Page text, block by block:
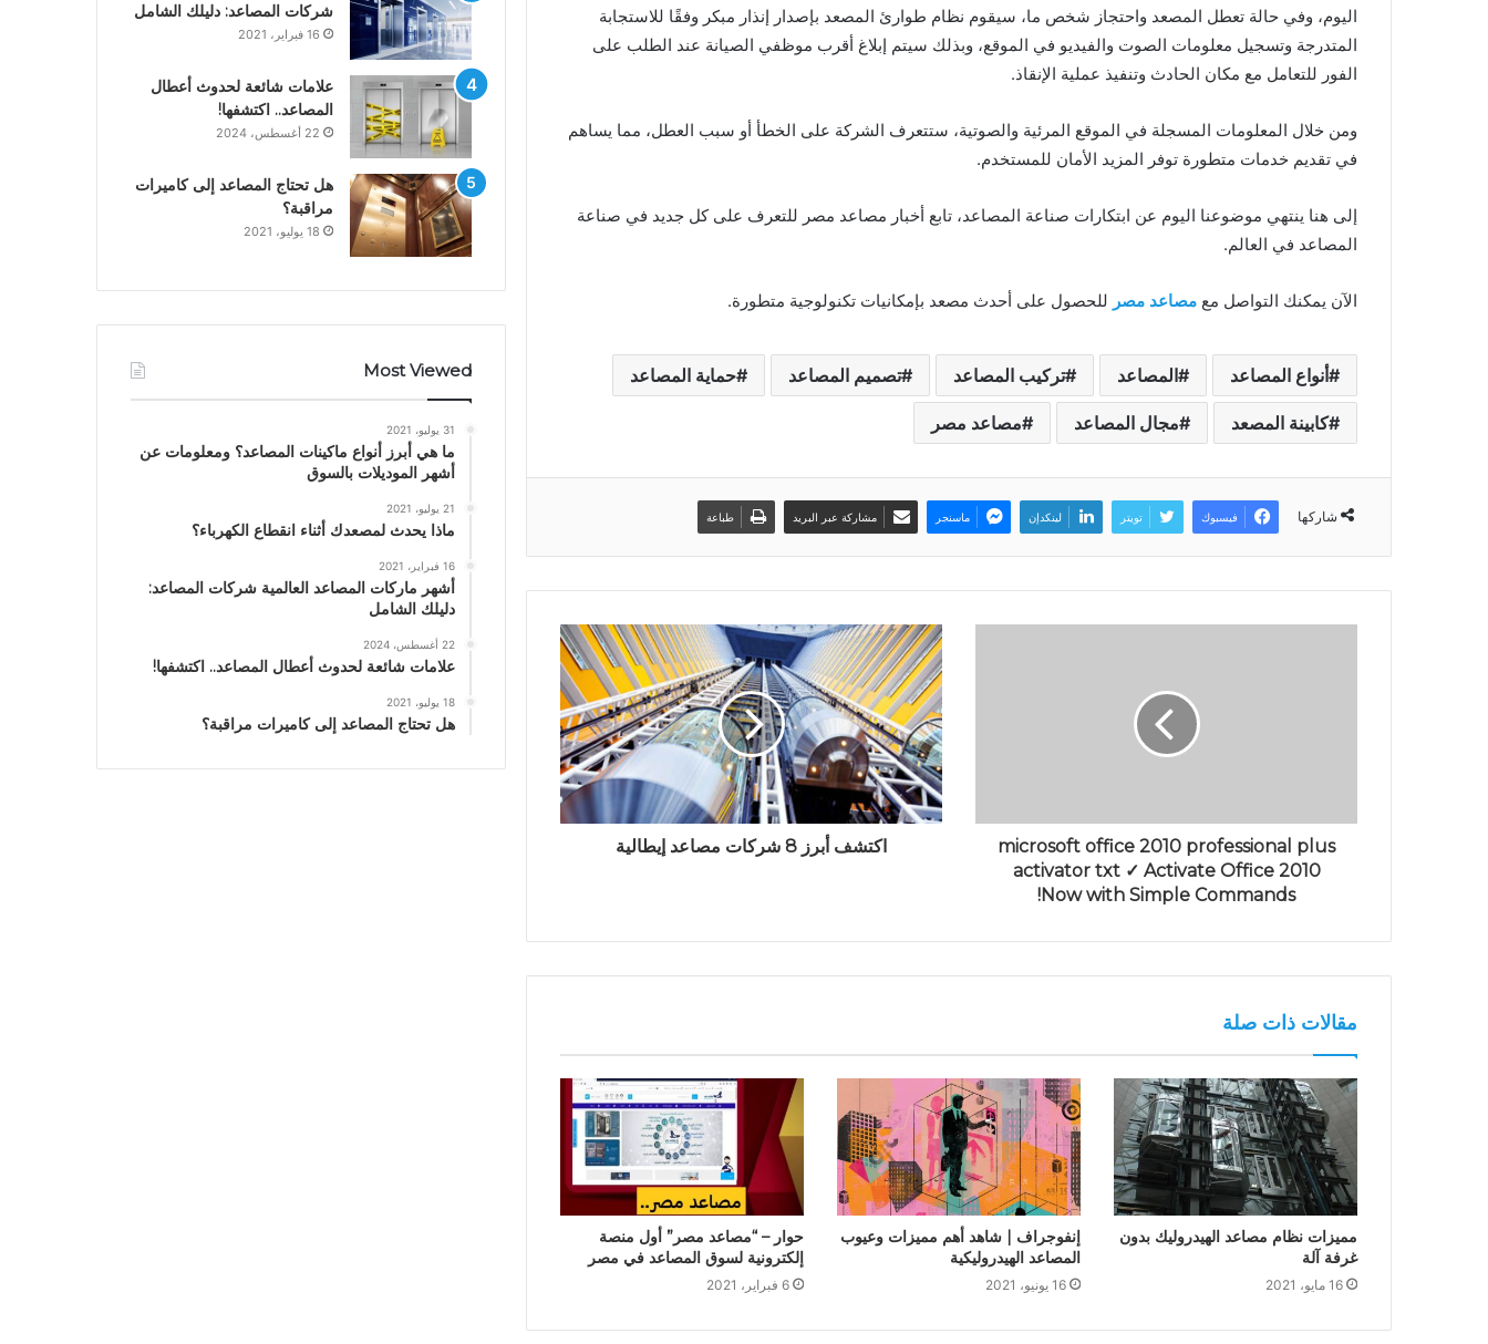
اليوم، وفي حالة تعطل المصعد واحتجاز شخص ما، سيقوم نظام طوارئ المصعد بإصدار إنذار مبكر وفقًا للاستجابة
المتدرجة وتسجيل معلومات الصوت والفيديو في الموقع، وبذلك سيتم إبلاغ أقرب موظفي الصيانة عند الطلب على
الفور للتعامل مع مكان الحادث وتنفيذ عملية الإنقاذ.
ومن خلال المعلومات المسجلة في الموقع المرئية والصوتية، ستتعرف الشركة على الخطأ أو سبب العطل، مما يساهم
في تقديم خدمات متطورة توفر المزيد الأمان للمستخدم.
إلى هنا ينتهي موضوعنا اليوم عن ابتكارات صناعة المصاعد، تابع أخبار مصاعد مصر للتعرف على كل جديد في صناعة
المصاعد في العالم.
الآن يمكنك التواصل مع مصاعد مصر للحصول على أحدث مصعد بإمكانيات تكنولوجية متطورة.
أنواع المصاعد المصاعد تركيب المصاعد تصميم المصاعد حماية المصاعد
كابينة المصعد مجال المصاعد مصاعد مصر
شاركها فيسبوك تويتر لينكدإن ماسنجر مشاركة عبر البريد طباعة
microsoft office 2010 professional plus
activator txt ✓ Activate Office 2010
Now with Simple Commands!
اكتشف أبرز 8 شركات مصاعد إيطالية
مقالات ذات صلة
مميزات نظام مصاعد الهيدروليك بدون
غرفة آلة
16 مايو، 2021
إنفوجراف | شاهد أهم مميزات وعيوب
المصاعد الهيدروليكية
16 يونيو، 2021
حوار – “مصاعد مصر” أول منصة
إلكترونية لسوق المصاعد في مصر
6 فبراير، 2021
شركات المصاعد: دليلك الشامل
16 فبراير، 2021
علامات شائعة لحدوث أعطال
المصاعد.. اكتشفها!
22 أغسطس، 2024
هل تحتاج المصاعد إلى كاميرات
مراقبة؟
18 يوليو، 2021
Most Viewed
31 يوليو، 2021
ما هي أبرز أنواع ماكينات المصاعد؟ ومعلومات عن
أشهر الموديلات بالسوق
21 يوليو، 2021
ماذا يحدث لمصعدك أثناء انقطاع الكهرباء؟
16 فبراير، 2021
أشهر ماركات المصاعد العالمية شركات المصاعد:
دليلك الشامل
22 أغسطس، 2024
علامات شائعة لحدوث أعطال المصاعد.. اكتشفها!
18 يوليو، 2021
هل تحتاج المصاعد إلى كاميرات مراقبة؟